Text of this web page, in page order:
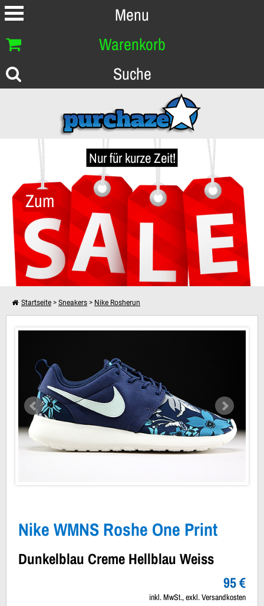
Menu
Warenkorb
Suche
Nur für kurze Zeit!
Zum
Dein Warenkorb ist leer!
Startseite > Sneakers > Nike Rosherun
Nike WMNS Roshe One Print Dunkelblau Creme Hellblau Weiss
Nike WMNS Roshe One Print
Dunkelblau Creme Hellblau Weiss
95 €
inkl. MwSt., exkl. Versandkosten